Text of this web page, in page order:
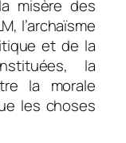
misère des
l’archaïsme
et de la
la
la morale
les choses